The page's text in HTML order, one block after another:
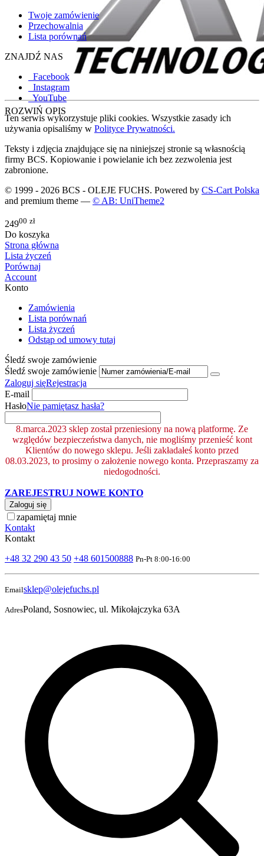
ROZWIŃ OPIS
Twoje zamówienie
Przechowalnia
Lista porównań
ZNAJDŹ NAS
Facebook
Instagram
YouTube
Ten serwis wykorzystuje pliki cookies. Wszystkie zasady ich
używania opisaliśmy w Polityce Prywatności.
Teksty i zdjęcia znajdujące się na niniejszej stronie są własnością
firmy BCS. Kopiowanie i powielanie ich bez zezwolenia jest
zabronione.
© 1999 - 2026 BCS - OLEJE FUCHS. Powered by CS-Cart Polska
and premium theme — © AB: UniTheme2
24900 zł
Do koszyka
Strona główna
Lista życzeń
Porównaj
Account
Konto
Zamówienia
Lista porównań
Lista życzeń
Odstąp od umowy tutaj
Śledź swoje zamówienie
Śledź swoje zamówienie
Zaloguj sięRejestracja
E-mail
HasłoNie pamiętasz hasła?
8.marca.2023 sklep został przeniesiony na nową platformę. Ze
względów bezpieczeństwa danych, nie mogliśmy przenieść kont
Klientów do nowego sklepu. Jeśli zakładałeś konto przed
08.03.2023, to prosimy o założenie nowego konta. Przepraszamy za
niedogodności.
ZAREJESTRUJ NOWE KONTO
Zaloguj się
zapamiętaj mnie
Kontakt
Kontakt
+48 32 290 43 50 +48 601500888 Pn-Pt 8:00-16:00
Emailsklep@olejefuchs.pl
AdresPoland, Sosnowiec, ul. Mikołajczyka 63A